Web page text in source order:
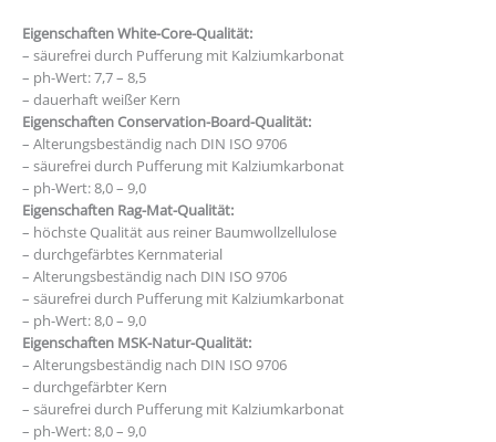
Eigenschaften White-Core-Qualität:
– säurefrei durch Pufferung mit Kalziumkarbonat
– ph-Wert: 7,7 – 8,5
– dauerhaft weißer Kern
Eigenschaften Conservation-Board-Qualität:
– Alterungsbeständig nach DIN ISO 9706
– säurefrei durch Pufferung mit Kalziumkarbonat
– ph-Wert: 8,0 – 9,0
Eigenschaften Rag-Mat-Qualität:
– höchste Qualität aus reiner Baumwollzellulose
– durchgefärbtes Kernmaterial
– Alterungsbeständig nach DIN ISO 9706
– säurefrei durch Pufferung mit Kalziumkarbonat
– ph-Wert: 8,0 – 9,0
Eigenschaften MSK-Natur-Qualität:
– Alterungsbeständig nach DIN ISO 9706
– durchgefärbter Kern
– säurefrei durch Pufferung mit Kalziumkarbonat
– ph-Wert: 8,0 – 9,0